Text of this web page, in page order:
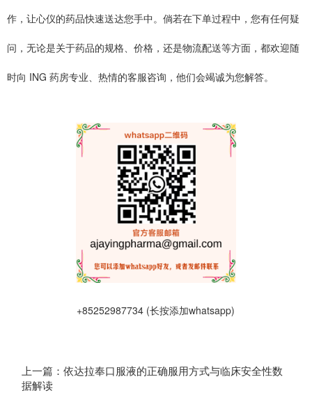
作，让心仪的药品快速送达您手中。倘若在下单过程中，您有任何疑
问，无论是关于药品的规格、价格，还是物流配送等方面，都欢迎随
时向 ING 药房专业、热情的客服咨询，他们会竭诚为您解答。
+85252987734 (长按添加whatsapp)
上一篇：依达拉奉口服液的正确服用方式与临床安全性数
据解读